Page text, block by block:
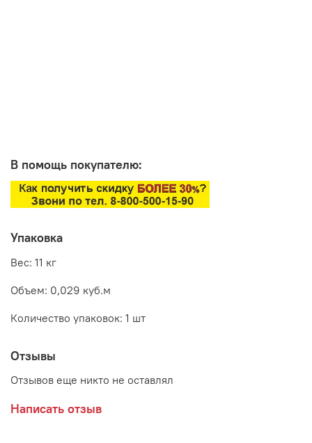
В помощь покупателю:
Упаковка
Вес: 11 кг
Объем: 0,029 куб.м
Количество упаковок: 1 шт
Отзывы
Отзывов еще никто не оставлял
Написать отзыв